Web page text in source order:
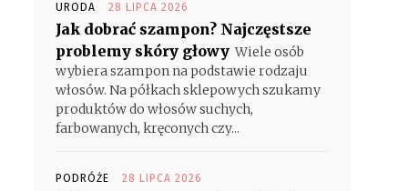
URODA 28 LIPCA 2026
Jak dobrać szampon? Najczęstsze
problemy skóry głowy Wiele osób
wybiera szampon na podstawie rodzaju
włosów. Na półkach sklepowych szukamy
produktów do włosów suchych,
farbowanych, kręconych czy...
PODRÓŻE 28 LIPCA 2026